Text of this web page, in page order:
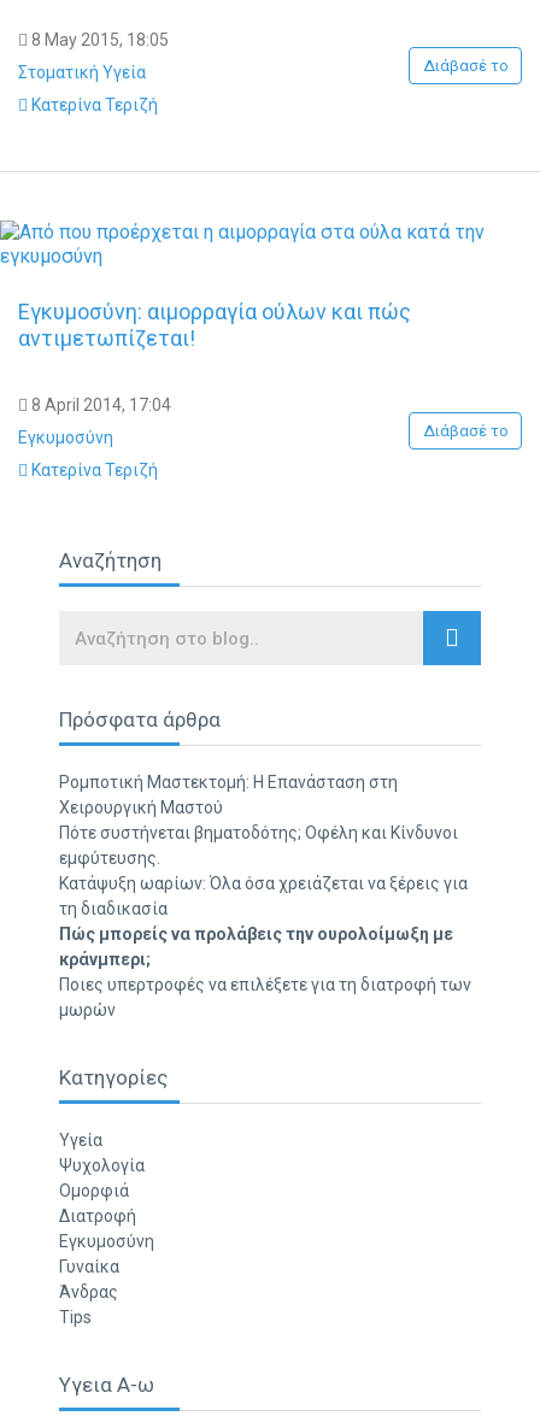
8 May 2015, 18:05
Στοματική Υγεία
Κατερίνα Τεριζή
Διάβασέ το
Εγκυμοσύνη: αιμορραγία ούλων και πώς
αντιμετωπίζεται!
8 April 2014, 17:04
Εγκυμοσύνη
Κατερίνα Τεριζή
Διάβασέ το
Αναζήτηση
Search
Πρόσφατα άρθρα
Ρομποτική Μαστεκτομή: Η Επανάσταση στη
Χειρουργική Μαστού
Πότε συστήνεται βηματοδότης; Οφέλη και Κίνδυνοι
εμφύτευσης.
Κατάψυξη ωαρίων: Όλα όσα χρειάζεται να ξέρεις για
τη διαδικασία
Πώς μπορείς να προλάβεις την ουρολοίμωξη με
κράνμπερι;
Ποιες υπερτροφές να επιλέξετε για τη διατροφή των
μωρών
Κατηγορίες
Υγεία
Ψυχολογία
Ομορφιά
Διατροφή
Εγκυμοσύνη
Γυναίκα
Άνδρας
Tips
Υγεια Α-ω